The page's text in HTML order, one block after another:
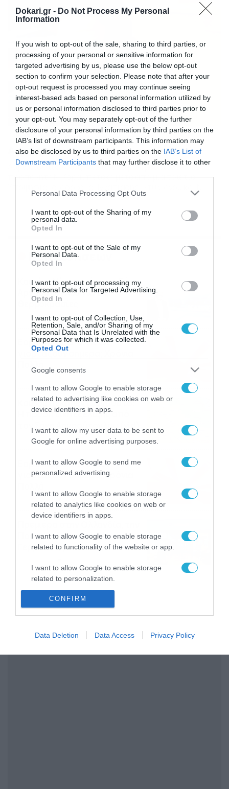
Dokari.gr - Do Not Process My Personal
Information
If you wish to opt-out of the sale, sharing to third parties, or
processing of your personal or sensitive information for
targeted advertising by us, please use the below opt-out
section to confirm your selection. Please note that after your
opt-out request is processed you may continue seeing
interest-based ads based on personal information utilized by
us or personal information disclosed to third parties prior to
your opt-out. You may separately opt-out of the further
disclosure of your personal information by third parties on the
IAB’s list of downstream participants. This information may
also be disclosed by us to third parties on the IAB’s List of
Downstream Participants that may further disclose it to other
Please note that this website/app uses one or more Google
not limited to your visit or usage behaviour. You may click to
grant or deny consent to Google and its third-party tags to
use your data for below specified purposes in below Google
consent section.
Personal Data Processing Opt Outs
I want to opt-out of the Sharing of my
personal data.
Opted In
I want to opt-out of the Sale of my
Personal Data.
Opted In
I want to opt-out of processing my
Personal Data for Targeted Advertising.
Opted In
I want to opt-out of Collection, Use,
Retention, Sale, and/or Sharing of my
Personal Data that Is Unrelated with the
Purposes for which it was collected.
Opted Out
Google consents
I want to allow Google to enable storage
related to advertising like cookies on web or
device identifiers in apps.
I want to allow my user data to be sent to
Google for online advertising purposes.
I want to allow Google to send me
personalized advertising.
I want to allow Google to enable storage
related to analytics like cookies on web or
device identifiers in apps.
I want to allow Google to enable storage
related to functionality of the website or app.
I want to allow Google to enable storage
related to personalization.
I want to allow Google to enable storage
related to security, including authentication
user protection.
CONFIRM
Data Deletion Data Access Privacy Policy
23/06/2014 00:35
Ακροπόταμος: «Σαφάρι» για τεχνικό
Αιφνιδιαστικό διαζύγιο των κιτρινόμαυρων με τον
προπονητή Ν. Καραμπετάκη μετά από μια τριετία.
Αμανατίδης. Απρόοπτα επεφύλασσε η Κυριακή στον Άρη
Ακροποτάμου. Εκεί που όλα έδειχναν… ανανέωση, οι
κιτρινόμαυροι οδηγήθηκαν σε συναινετικό διαζύγιο
μετά από μια τριετία με τον προπονητή των επιτυχιών,
Ροή Ειδήσεων
Καιρός: Νέα ενημέρωση Σάκη
Αρναούτογλου για τις
θερμοκρασίες
09/08/2026 10:52
Εορτολόγιο 9-8: Ποιοι
γιορτάζουν σήμερα; Χρόνια
Πολλά
Καιρός Δεκαπενταύγουστο:
Η προοπτική εξέλιξης από
τον Σάκη Αρναούτογλου (vid)
08/08/2026 08:51
Εορτολόγιο 8-8: Ποιοι
γιορτάζουν σήμερα; Χρόνια
08/08/2026 08:25
Πορτογαλία και τη Β’
Γερμανίας με πολλές
το ΠΑΜΕ ΣΤΟΙΧΗΜΑ